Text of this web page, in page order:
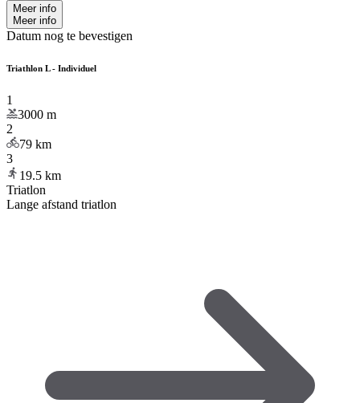
Meer info
Meer info
Datum nog te bevestigen
Triathlon L - Individuel
1
3000 m
2
79 km
3
19.5 km
Triatlon
Lange afstand triatlon